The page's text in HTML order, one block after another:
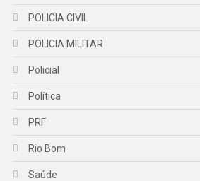
POLICIA CIVIL
POLICIA MILITAR
Policial
Política
PRF
Rio Bom
Saúde